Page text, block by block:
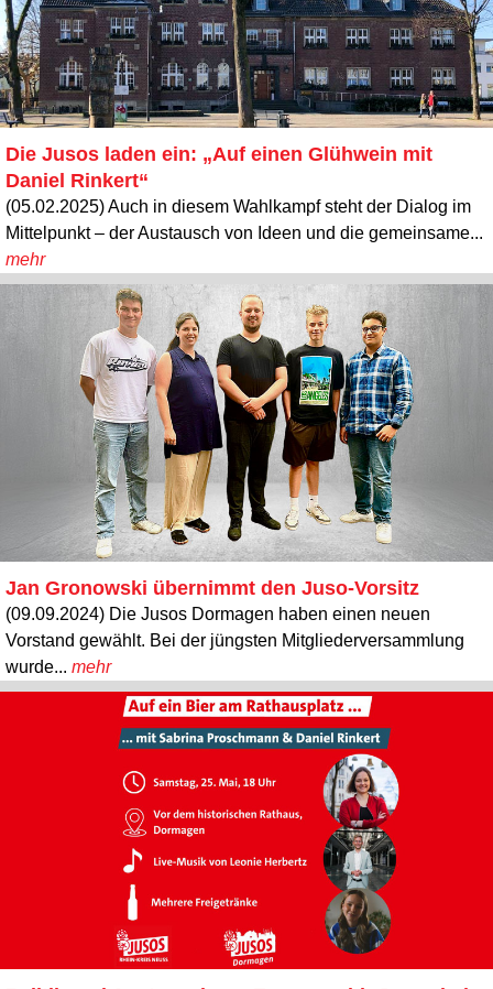
Die Jusos laden ein: „Auf einen Glühwein mit
Daniel Rinkert“
(05.02.2025) Auch in diesem Wahlkampf steht der Dialog im
Mittelpunkt – der Austausch von Ideen und die gemeinsame...
mehr
Jan Gronowski übernimmt den Juso-Vorsitz
(09.09.2024) Die Jusos Dormagen haben einen neuen
Vorstand gewählt. Bei der jüngsten Mitgliederversammlung
wurde... mehr